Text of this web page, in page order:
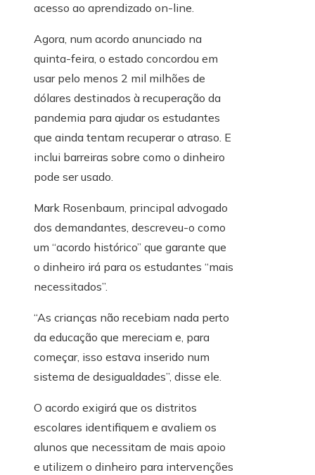
acesso ao aprendizado on-line.
Agora, num acordo anunciado na
quinta-feira, o estado concordou em
usar pelo menos 2 mil milhões de
dólares destinados à recuperação da
pandemia para ajudar os estudantes
que ainda tentam recuperar o atraso. E
inclui barreiras sobre como o dinheiro
pode ser usado.
Mark Rosenbaum, principal advogado
dos demandantes, descreveu-o como
um “acordo histórico” que garante que
o dinheiro irá para os estudantes “mais
necessitados”.
“As crianças não recebiam nada perto
da educação que mereciam e, para
começar, isso estava inserido num
sistema de desigualdades”, disse ele.
O acordo exigirá que os distritos
escolares identifiquem e avaliem os
alunos que necessitam de mais apoio
e utilizem o dinheiro para intervenções